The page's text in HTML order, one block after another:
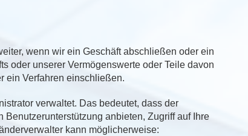
wenn wir ein Geschäft abschließen oder ein
oder unserer Vermögenswerte oder Teile davon
ein Verfahren einschließen.
verwaltet. Das bedeutet, dass der
anbieten, Zugriff auf Ihre
kann möglicherweise: